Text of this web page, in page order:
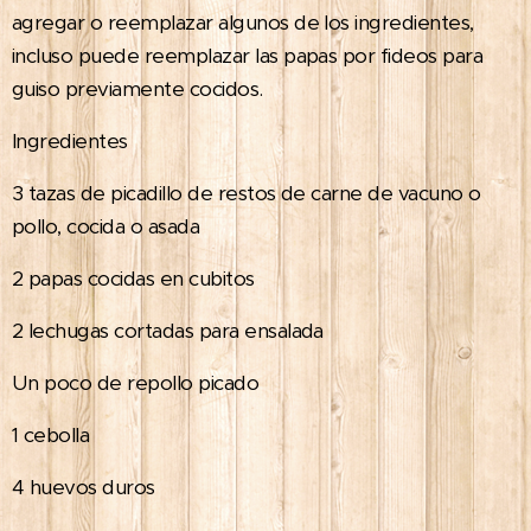
agregar o reemplazar algunos de los ingredientes,
incluso puede reemplazar las papas por fideos para
guiso previamente cocidos.
Ingredientes
3 tazas de picadillo de restos de carne de vacuno o
pollo, cocida o asada
2 papas cocidas en cubitos
2 lechugas cortadas para ensalada
Un poco de repollo picado
1 cebolla
4 huevos duros